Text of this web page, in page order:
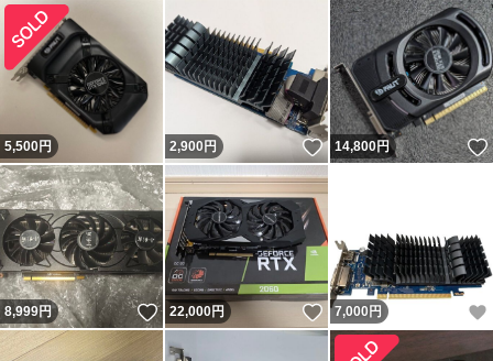
5,500円 2,900 円 いいね！
14,800円
8,999円 いいね！
22,000円 いいね！
7,000 円